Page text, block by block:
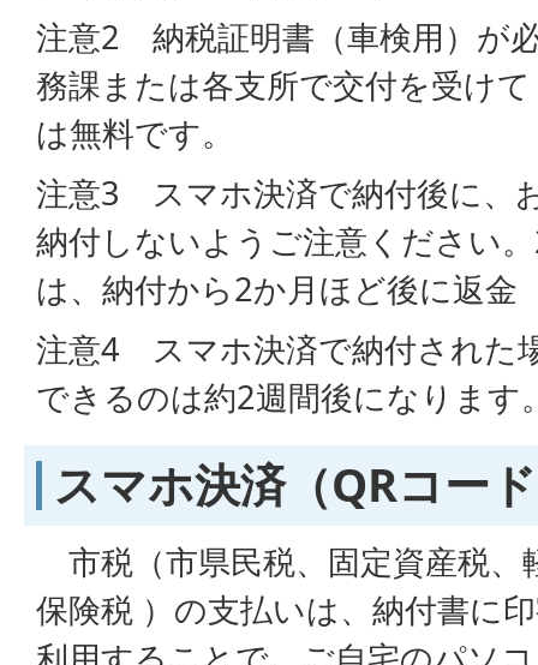
注意2 納税証明書（車検用）が
務課または各支所で交付を受け
は無料です。
注意3 スマホ決済で納付後に、
納付しないようご注意ください
は、納付から2か月ほど後に返金
注意4 スマホ決済で納付された
できるのは約2週間後になります
スマホ決済（QRコー
市税（市県民税、固定資産税、
保険税 ）の支払いは、納付書に